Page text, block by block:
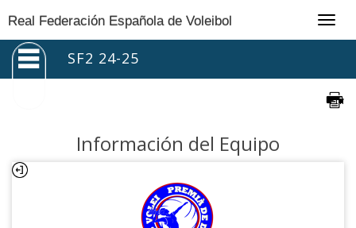
Real Federación Española de Voleibol
SF2 24-25
Información del Equipo